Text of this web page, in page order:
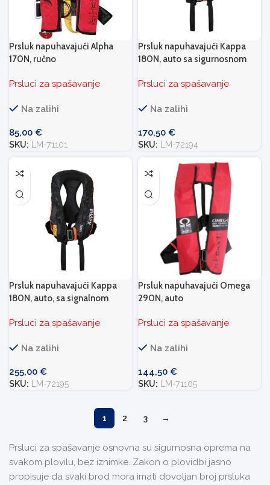
Prsluk napuhavajući Alpha
170N, ručno
Prsluci za spašavanje
Na zalihi
85,00 €
SKU: LM-71101
Prsluk napuhavajući Kappa
180N, auto sa sigurnosnom
Prsluci za spašavanje
Na zalihi
170,50 €
SKU: LM-72194
Prsluk napuhavajući Kappa
180N, auto, sa signalnom
Prsluci za spašavanje
Na zalihi
255,00 €
SKU: LM-72195
Prsluk napuhavajući Omega
290N, auto
Prsluci za spašavanje
Na zalihi
144,50 €
SKU: LM-71105
1 2 3 →
Prsluci za spašavanje osnovna su sigurnosna oprema na
svakom plovilu, bez iznimke. Zakon o plovidbi jasno
propisuje da svaki brod mora imati dovoljan broj prsluka